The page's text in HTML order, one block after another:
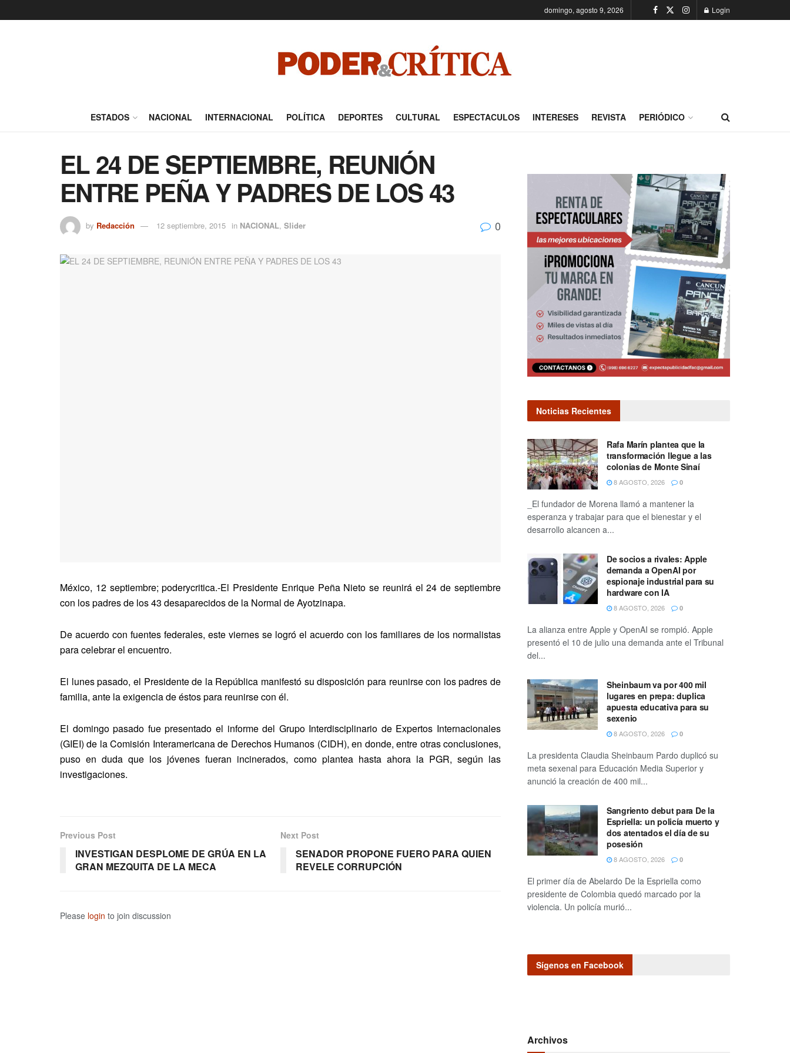
domingo, agosto 9, 2026 Login
ESTADOS NACIONAL INTERNACIONAL POLÍTICA DEPORTES CULTURAL ESPECTACULOS INTERESES REVISTA PERIÓDICO
EL 24 DE SEPTIEMBRE, REUNIÓN
ENTRE PEÑA Y PADRES DE LOS 43
by Redacción 12 septiembre, 2015 in NACIONAL, Slider 0
México, 12 septiembre; poderycritica.-El Presidente Enrique Peña Nieto se reunirá el 24 de septiembre
con los padres de los 43 desaparecidos de la Normal de Ayotzinapa.
De acuerdo con fuentes federales, este viernes se logró el acuerdo con los familiares de los normalistas
para celebrar el encuentro.
El lunes pasado, el Presidente de la República manifestó su disposición para reunirse con los padres de
familia, ante la exigencia de éstos para reunirse con él.
El domingo pasado fue presentado el informe del Grupo Interdisciplinario de Expertos Internacionales
(GIEI) de la Comisión Interamericana de Derechos Humanos (CIDH), en donde, entre otras conclusiones,
puso en duda que los jóvenes fueran incinerados, como plantea hasta ahora la PGR, según las
investigaciones.
Previous Post
INVESTIGAN DESPLOME DE GRÚA EN LA
GRAN MEZQUITA DE LA MECA
Next Post
SENADOR PROPONE FUERO PARA QUIEN
REVELE CORRUPCIÓN
Please login to join discussion
Noticias Recientes
Rafa Marín plantea que la
transformación llegue a las
colonias de Monte Sinaí
8 AGOSTO, 2026 0
_El fundador de Morena llamó a mantener la
esperanza y trabajar para que el bienestar y el
desarrollo alcancen a...
De socios a rivales: Apple
demanda a OpenAI por
espionaje industrial para su
hardware con IA
8 AGOSTO, 2026 0
La alianza entre Apple y OpenAI se rompió. Apple
presentó el 10 de julio una demanda ante el Tribunal
del...
Sheinbaum va por 400 mil
lugares en prepa: duplica
apuesta educativa para su
sexenio
8 AGOSTO, 2026 0
La presidenta Claudia Sheinbaum Pardo duplicó su
meta sexenal para Educación Media Superior y
anunció la creación de 400 mil...
Sangriento debut para De la
Espriella: un policía muerto y
dos atentados el día de su
posesión
8 AGOSTO, 2026 0
El primer día de Abelardo De la Espriella como
presidente de Colombia quedó marcado por la
violencia. Un policía murió...
Sígenos en Facebook
Archivos